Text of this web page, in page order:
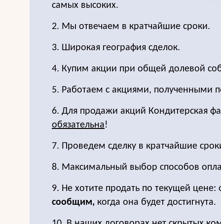
самых высоких.
2. Мы отвечаем в кратчайшие сроки.
3. Широкая география сделок.
4. Купим акции при общей долевой
5. Работаем с акциями, полученными
6. Для продажи акций Кондитерская
обязательна!
7. Проведем сделку в кратчайшие
8. Максимальный выбор способов
9. Не хотите продать по текущей цене:
сообщим, когда она будет достигнута.